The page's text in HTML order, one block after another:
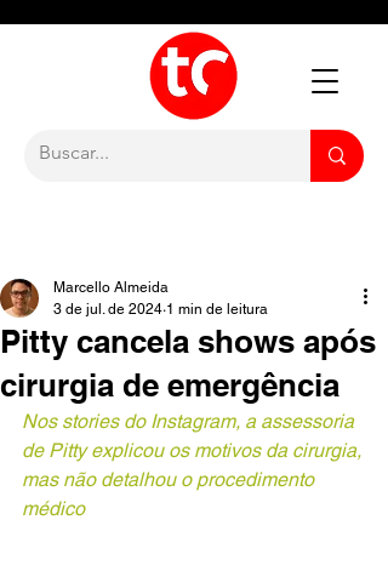
Pitty cancela shows após
cirurgia de emergência
Marcello Almeida
3 de jul. de 2024 1 min de leitura
Nos stories do Instagram, a assessoria
de Pitty explicou os motivos da cirurgia,
mas não detalhou o procedimento
médico